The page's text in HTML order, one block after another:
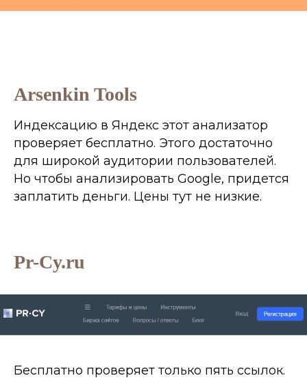
Arsenkin Tools
Индексацию в Яндекс этот анализатор
проверяет бесплатно. Этого достаточно
для широкой аудитории пользователей.
Но чтобы анализировать Google, придется
заплатить деньги. Цены тут не низкие.
Pr-Cy.ru
Бесплатно проверяет только пять ссылок.